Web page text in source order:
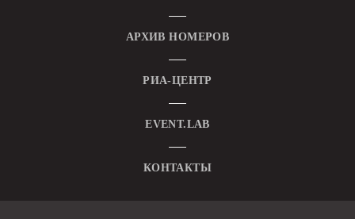
АРХИВ НОМЕРОВ
РИА-ЦЕНТР
EVENT.LAB
КОНТАКТЫ